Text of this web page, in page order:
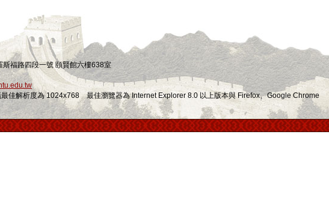
福路四段一號 頤賢館六樓638室
佳解析度為 1024x768 最佳瀏覽器為 Internet Explorer 8.0 以上版本與 Firefox、Google Chrome